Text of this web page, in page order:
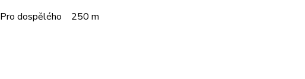
Pro dospělého 250 m